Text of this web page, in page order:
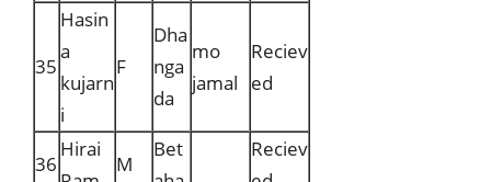
35
Hasin
a
kujarn
i
F
Dha
nga
da
mo
jamal
Reciev
ed
36
Hirai
M
Bet
Reciev